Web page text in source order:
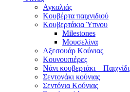
Αγκαλιάς
Κουβέρτα παιχνιδιού
Κουβερτάκια Ύπνου
Milestones
Μουσελίνα
Αξεσουάρ Κούνιας
Κουνουπιέρες
Νάνι κουβερτάκι – Παιχνίδι
Σεντονάκι κούνιας
Σεντόνια Κούνιας